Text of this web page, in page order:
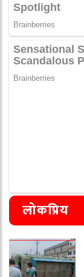
लोकप्रिय